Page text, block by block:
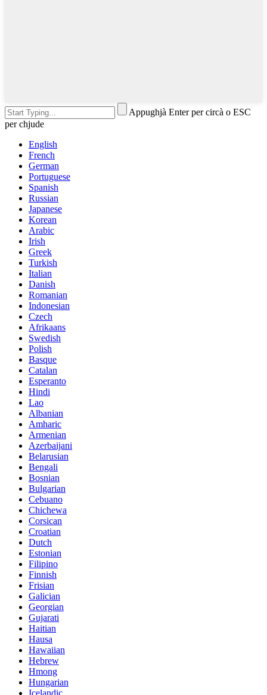
Appughjà Enter per circà o ESC
per chjude
English
French
German
Portuguese
Spanish
Russian
Japanese
Korean
Arabic
Irish
Greek
Turkish
Italian
Danish
Romanian
Indonesian
Czech
Afrikaans
Swedish
Polish
Basque
Catalan
Esperanto
Hindi
Lao
Albanian
Amharic
Armenian
Azerbaijani
Belarusian
Bengali
Bosnian
Bulgarian
Cebuano
Chichewa
Corsican
Croatian
Dutch
Estonian
Filipino
Finnish
Frisian
Galician
Georgian
Gujarati
Haitian
Hausa
Hawaiian
Hebrew
Hmong
Hungarian